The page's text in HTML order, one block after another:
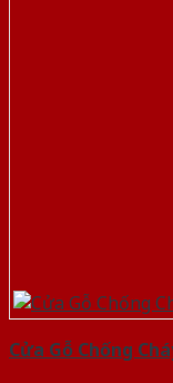
Cửa Gỗ Chống